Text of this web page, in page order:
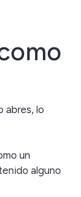
abres, lo
un
alguno